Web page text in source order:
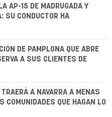
AP-15 DE MADRUGADA Y
SU CONDUCTOR HA
DE PAMPLONA QUE ABRE
A SUS CLIENTES DE
TRAERÁ A NAVARRA A MENAS
COMUNIDADES QUE HAGAN LO